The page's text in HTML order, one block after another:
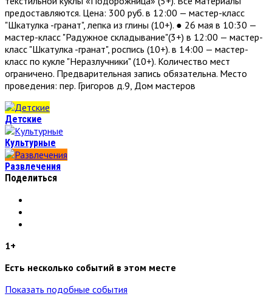
предоставляются. Цена: 300 руб. в 12:00 — мастер-класс
"Шкатулка -гранат", лепка из глины (10+). ● 26 мая в 10:30 —
мастер-класс "Радужное складывание"(3+) в 12:00 — мастер-
класс "Шкатулка -гранат", роспись (10+). в 14:00 — мастер-
класс по кукле "Неразлучники" (10+). Количество мест
ограничено. Предварительная запись обязательна. Место
проведения: пер. Григоров д.9, Дом мастеров
Детские
Культурные
Развлечения
Поделиться
1+
Есть несколько событий в этом месте
Показать подобные события